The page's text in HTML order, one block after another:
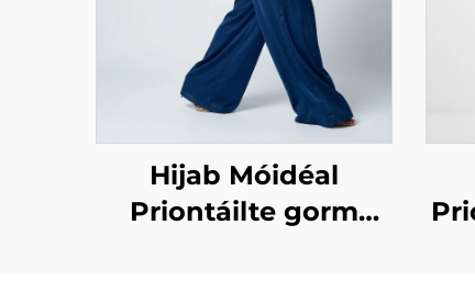
Hijab Móidéal
Priontáilte gorm